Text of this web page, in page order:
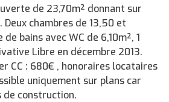
de 23,70m² donnant sur
chambres de 13,50 et
bains avec WC de 6,10m², 1
Libre en décembre 2013.
CC : 680€ , honoraires locataires
uniquement sur plans car
de construction.